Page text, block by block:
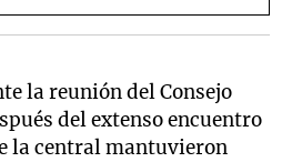
la reunión del Consejo
del extenso encuentro
la central mantuvieron